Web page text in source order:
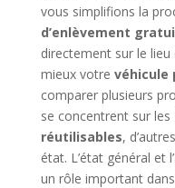
vous simplifions la
d’enlèvement
directement sur le lieu
mieux votre véhicule
comparer plusieurs
se concentrent sur les
réutilisables,
état. L’état général et
un rôle important